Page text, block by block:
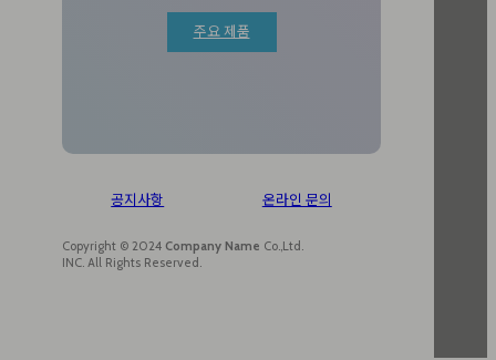
주요 제품
공지사항 온라인 문의
Copyright © 2024 Company Name Co.,Ltd.
INC. All Rights Reserved.